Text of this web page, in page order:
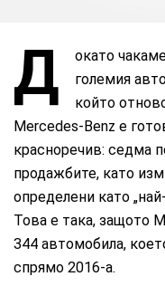
Д
окато
големия
който
Mercedes-Benz е
красноречив: седма
продажбите, като
определени като
Това е така, защото
344 автомобила,
спрямо 2016-а.